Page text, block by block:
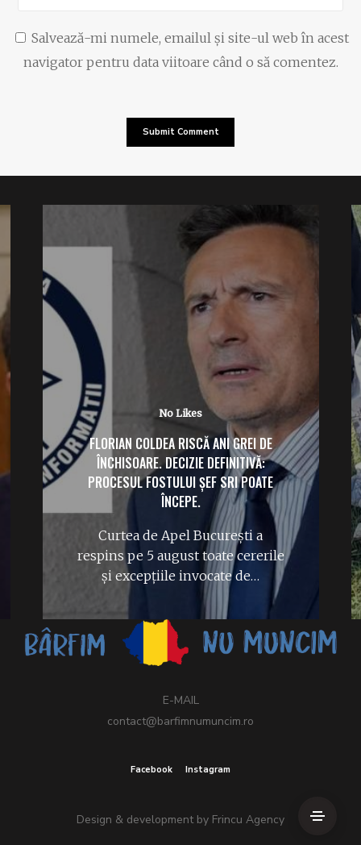
Salvează-mi numele, emailul și site-ul web în acest
navigator pentru data viitoare când o să comentez.
No Likes
FLORIAN COLDEA RISCĂ ANI GREI DE
ÎNCHISOARE. DECIZIE DEFINITIVĂ:
PROCESUL FOSTULUI ȘEF SRI POATE
ÎNCEPE.
Curtea de Apel București a
respins pe 5 august toate cererile
și excepțiile invocate de…
E-MAIL
contact@barfimnumuncim.ro
Facebook Instagram
Design & development by Frincu Agency